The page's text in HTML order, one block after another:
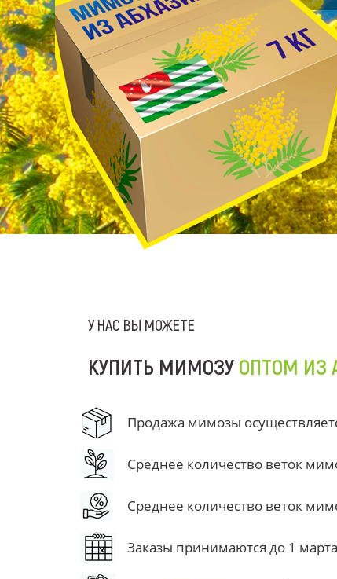
У НАС ВЫ МОЖЕТЕ
КУПИТЬ МИМОЗУ ОПТОМ ИЗ
Продажа мимозы
Среднее количество веток
Среднее количество веток
Заказы принимаются до 1